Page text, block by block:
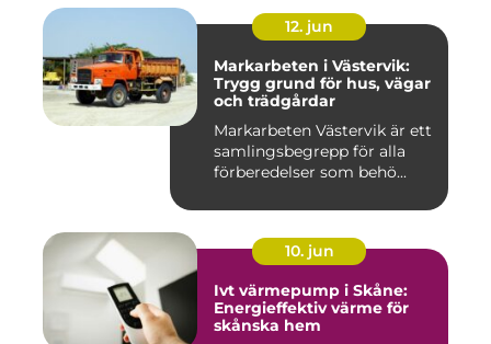
12. jun
Markarbeten i Västervik:
Trygg grund för hus, vägar
och trädgårdar
Markarbeten Västervik är ett
samlingsbegrepp för alla
förberedelser som behö...
10. jun
Ivt värmepump i Skåne:
Energieffektiv värme för
skånska hem